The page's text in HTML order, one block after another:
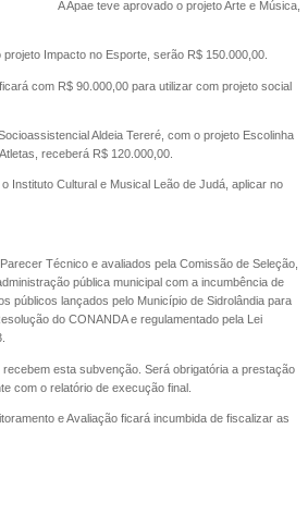
A Apae teve aprovado o projeto Arte e Música,
Impacto no Esporte, serão R$ 150.000,00.
com R$ 90.000,00 para utilizar com projeto social
Aldeia Tereré, com o projeto Escolinha
receberá R$ 120.000,00.
Instituto Cultural e Musical Leão de Judá, aplicar no
Técnico e avaliados pela Comissão de Seleção,
pública municipal com a incumbência de
públicos lançados pelo Município de Sidrolândia para
do CONANDA e regulamentado pela Lei
esta subvenção. Será obrigatória a prestação
com o relatório de execução final.
e Avaliação ficará incumbida de fiscalizar as